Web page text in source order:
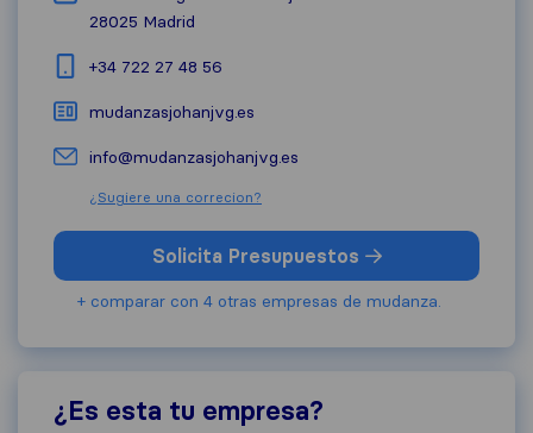
28025 Madrid
+34 722 27 48 56
mudanzasjohanjvg.es
info@mudanzasjohanjvg.es
¿Sugiere una correcion?
Solicita Presupuestos
+ comparar con 4 otras empresas de mudanza.
¿Es esta tu empresa?